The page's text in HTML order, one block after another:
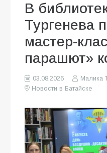
В
Тургенева
мастер-
парашют»
03.08.2026
Малика
Новости в Батайске